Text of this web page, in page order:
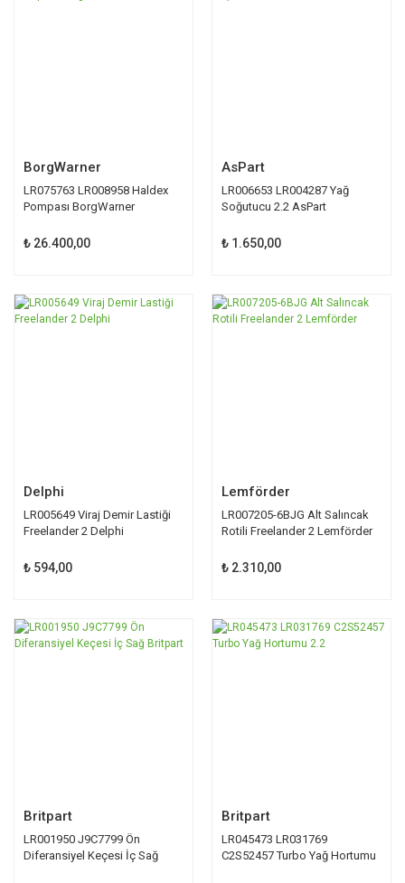
BorgWarner
LR075763 LR008958 Haldex
Pompası BorgWarner
₺ 26.400,00
AsPart
LR006653 LR004287 Yağ
Soğutucu 2.2 AsPart
₺ 1.650,00
Delphi
LR005649 Viraj Demir Lastiği
Freelander 2 Delphi
₺ 594,00
Lemförder
LR007205-6BJG Alt Salıncak
Rotili Freelander 2 Lemförder
₺ 2.310,00
Britpart
LR001950 J9C7799 Ön
Diferansiyel Keçesi İç Sağ
Britpart
LR045473 LR031769
C2S52457 Turbo Yağ Hortumu